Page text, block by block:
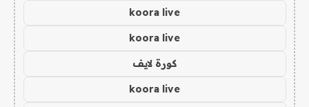
koora live
koora live
كورة لايف
koora live